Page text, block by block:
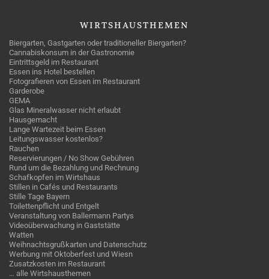
WIRTSHAUSTHEMEN
Biergarten, Gastgarten oder traditioneller Biergarten?
Cannabiskonsum in der Gastronomie
Eintrittsgeld im Restaurant
Essen ins Hotel bestellen
Fotografieren von Essen im Restaurant
Garderobe
GEMA
Glas Mineralwasser nicht erlaubt
Hausgemacht
Lange Wartezeit beim Essen
Leitungswasser kostenlos?
Rauchen
Reservierungen / No Show Gebühren
Rund um die Bezahlung und Rechnung
Schafkopfen im Wirtshaus
Stillen in Cafés und Restaurants
Stille Tage Bayern
Toilettenpflicht und Entgelt
Veranstaltung von Ballermann Partys
Videoüberwachung in Gaststätte
Watten
Weihnachtsgrußkarten und Datenschutz
Werbung mit Oktoberfest und Wiesn
Zusatzkosten im Restaurant
… alle Wirtshausthemen